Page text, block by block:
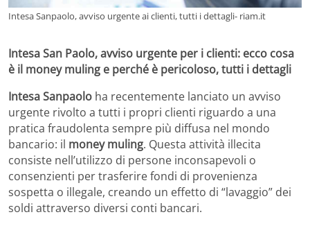
Intesa Sanpaolo, avviso urgente ai clienti, tutti i dettagli- riam.it
Intesa San Paolo, avviso urgente per i clienti: ecco cosa
è il money muling e perché è pericoloso, tutti i dettagli
Intesa Sanpaolo ha recentemente lanciato un avviso
urgente rivolto a tutti i propri clienti riguardo a una
pratica fraudolenta sempre più diffusa nel mondo
bancario: il money muling. Questa attività illecita
consiste nell’utilizzo di persone inconsapevoli o
consenzienti per trasferire fondi di provenienza
sospetta o illegale, creando un effetto di “lavaggio” dei
soldi attraverso diversi conti bancari.